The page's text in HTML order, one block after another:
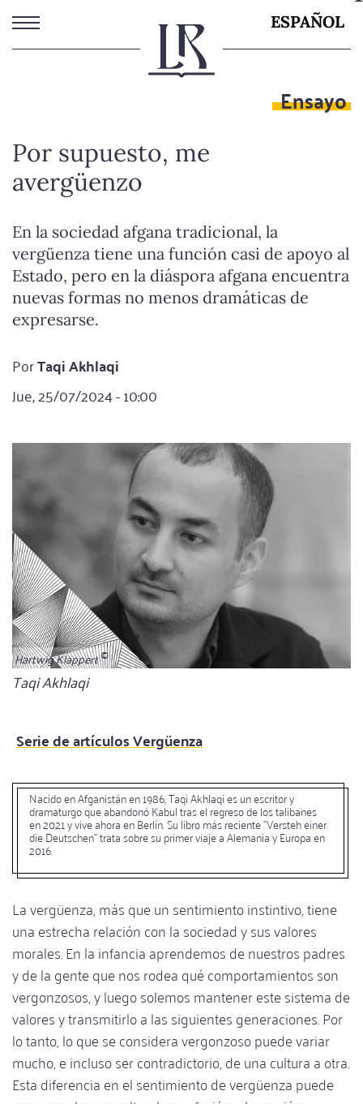
Pasar
contenido
ESPAÑOL
Ensayo
Por supuesto, me
avergüenzo
En la sociedad afgana tradicional, la
vergüenza tiene una función casi de apoyo al
Estado, pero en la diáspora afgana encuentra
nuevas formas no menos dramáticas de
expresarse.
PorTaqi Akhlaqi
Jue, 25/07/2024 - 10:00
Hartwig Klappert
Bildunterschrift
Taqi Akhlaqi
Serie de artículos Vergüenza
Nacido en Afganistán en 1986, Taqi Akhlaqi es un escritor y
dramaturgo que abandonó Kabul tras el regreso de los talibanes
en 2021 y vive ahora en Berlín. Su libro más reciente "Versteh einer
die Deutschen" trata sobre su primer viaje a Alemania y Europa en
2016.
La vergüenza, más que un sentimiento instintivo, tiene
una estrecha relación con la sociedad y sus valores
morales. En la infancia aprendemos de nuestros padres
y de la gente que nos rodea qué comportamientos son
vergonzosos, y luego solemos mantener este sistema de
valores y transmitirlo a las siguientes generaciones. Por
lo tanto, lo que se considera vergonzoso puede variar
mucho, e incluso ser contradictorio, de una cultura a otra.
Esta diferencia en el sentimiento de vergüenza puede